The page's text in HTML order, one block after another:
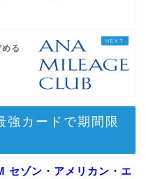
る
強カードで期間限
ゾン・アメリカン・エ